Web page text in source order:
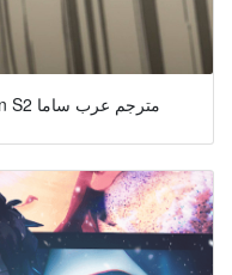
جميع حلقات انمي Kekkai Sensen S2 مترجم عرب ساما